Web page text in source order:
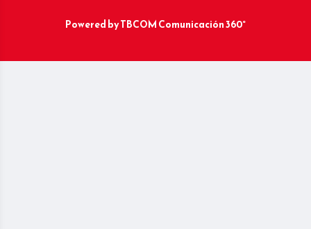
Powered byTBCOM Comunicación 360°